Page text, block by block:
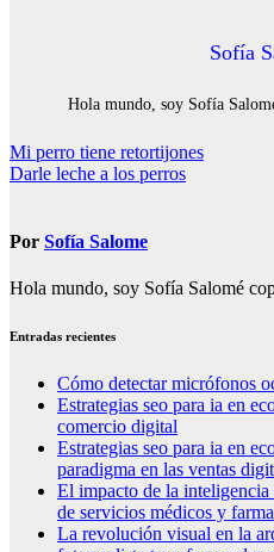
Sofía
Hola mundo, soy Sofía
Navegación
de
Mi perro tiene retortijones
Darle leche a los perros
Por Sofía Salome
Hola mundo, soy Sofía Salomé
Entradas recientes
Cómo detectar micrófonos
Estrategias seo para ia en
comercio digital
Estrategias seo para ia en
paradigma en las ventas
El impacto de la
de servicios médicos y
La revolución visual en la